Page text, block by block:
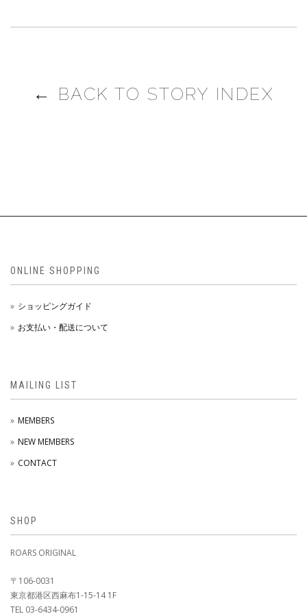
← BACK TO STORY INDEX
ONLINE SHOPPING
ショッピングガイド
お支払い・配送について
MAILING LIST
MEMBERS
NEW MEMBERS
CONTACT
SHOP
ROARS ORIGINAL
〒106-0031
東京都港区西麻布1-15-14 1F
TEL 03-6434-0961